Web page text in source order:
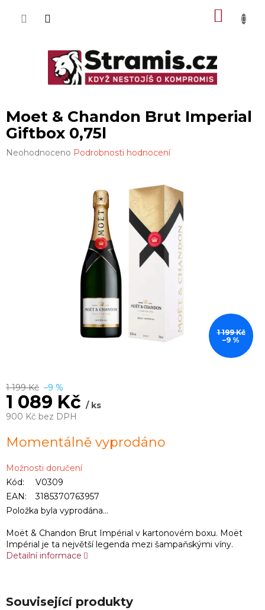
Moet & Chandon Brut Imperial
Giftbox 0,75l
Průměrné
Neohodnoceno Podrobnosti hodnocení
1 199 Kč
–9 %
1 199 Kč –9 %
1 089 Kč/ ks
900 Kč bez DPH
cena:
Momentálně vyprodáno
Možnosti doručení
Kód:
V0309
EAN:
3185370763957
Položka byla vyprodána…
Moët & Chandon Brut Impérial v kartonovém boxu. Moët
Impérial je ta největší legenda mezi šampaňskými víny.
Detailní informace
Související produkty